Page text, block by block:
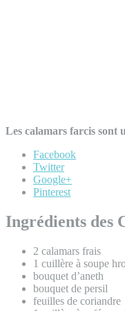
Les calamars farcis sont
Facebook
Twitter
Google+
Pinterest
Ingrédients des
2 calamars frais
1 cuillère à soupe
bouquet d’aneth
bouquet de persil
feuilles de coriandre